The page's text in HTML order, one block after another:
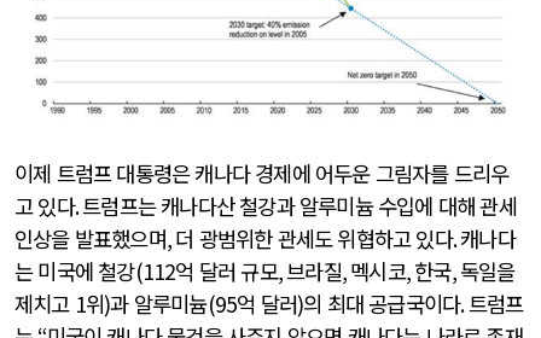
이제 트럼프 대통령은 캐나다 경제에 어두운 그림자를 드리우
고 있다.트럼프는 캐나다산 철강과 알루미늄 수입에 대해 관세
인상을 발표했으며,더 광범위한 관세도 위협하고 있다.캐나다
는 미국에 철강(112억 달러 규모,브라질,멕시코,한국,독일을
제치고 1위)과 알루미늄(95억 달러)의 최대 공급국이다.트럼프